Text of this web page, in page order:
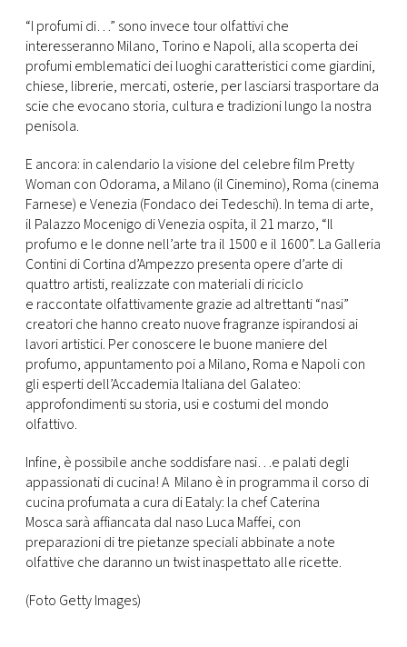
“I profumi di…” sono invece tour olfattivi che
interesseranno Milano, Torino e Napoli, alla scoperta dei
profumi emblematici dei luoghi caratteristici come giardini,
chiese, librerie, mercati, osterie, per lasciarsi trasportare da
scie che evocano storia, cultura e tradizioni lungo la nostra
penisola.
E ancora: in calendario la visione del celebre film Pretty
Woman con Odorama, a Milano (il Cinemino), Roma (cinema
Farnese) e Venezia (Fondaco dei Tedeschi). In tema di arte,
il Palazzo Mocenigo di Venezia ospita, il 21 marzo, “Il
profumo e le donne nell’arte tra il 1500 e il 1600”. La Galleria
Contini di Cortina d’Ampezzo presenta opere d’arte di
quattro artisti, realizzate con materiali di riciclo
e raccontate olfattivamente grazie ad altrettanti “nasi”
creatori che hanno creato nuove fragranze ispirandosi ai
lavori artistici. Per conoscere le buone maniere del
profumo, appuntamento poi a Milano, Roma e Napoli con
gli esperti dell’Accademia Italiana del Galateo:
approfondimenti su storia, usi e costumi del mondo
olfattivo.
Infine, è possibile anche soddisfare nasi…e palati degli
appassionati di cucina! A Milano è in programma il corso di
cucina profumata a cura di Eataly: la chef Caterina
Mosca sarà affiancata dal naso Luca Maffei, con
preparazioni di tre pietanze speciali abbinate a note
olfattive che daranno un twist inaspettato alle ricette.
(Foto Getty Images)